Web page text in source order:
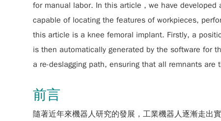
for manual labor. In this article , we have
capable of locating the features of workpieces,
this article is a knee femoral implant. Firstly, a
is then automatically generated by the software for
a re-deslagging path, ensuring that all remnants are
前言
隨著近年來機器人研究的發展，工業機器人逐漸走出